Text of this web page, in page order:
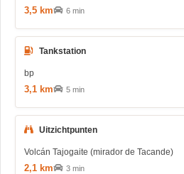
3,5 km 6 min
Tankstation
bp
3,1 km 5 min
Uitzichtpunten
Volcán Tajogaite (mirador de Tacande)
2,1 km 3 min